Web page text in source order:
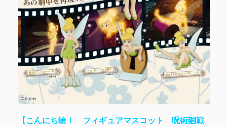
【こんにち輪！ フィギュアマスコット 呪術廻戦